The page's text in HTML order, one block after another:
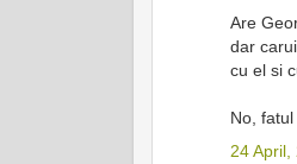
Are
dar
cu el si
No,
24